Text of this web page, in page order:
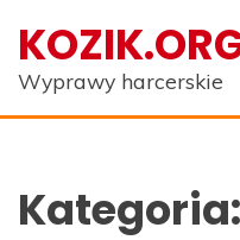
content
Wyprawy harcerskie
Kategoria: